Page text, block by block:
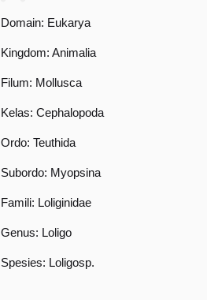
Domain: Eukarya
Kingdom: Animalia
Filum: Mollusca
Kelas: Cephalopoda
Ordo: Teuthida
Subordo: Myopsina
Famili: Loliginidae
Genus: Loligo
Spesies: Loligosp.